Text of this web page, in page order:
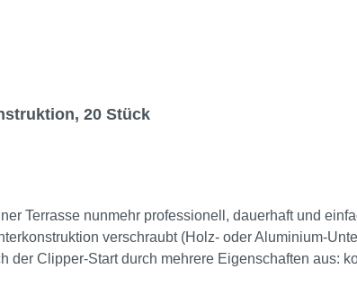
20 Stück
Terrasse nunmehr professionell, dauerhaft und
verschraubt (Holz- oder Aluminium-
Eigenschaften aus: konstruktiver Holzschutz Abstandshalterfunktion Quell-